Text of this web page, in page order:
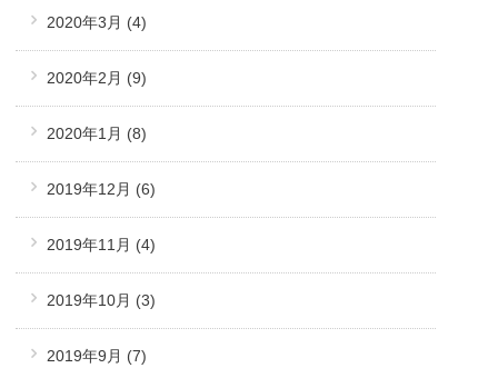
2020年3月 (4)
2020年2月 (9)
2020年1月 (8)
2019年12月 (6)
2019年11月 (4)
2019年10月 (3)
2019年9月 (7)